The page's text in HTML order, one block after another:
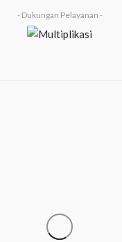
- Dukungan Pelayanan -